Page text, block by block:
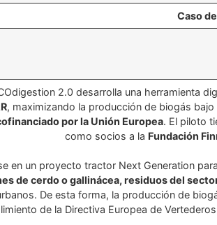
Caso
2.0 desarrolla una herramienta
, maximizando la producción de biogás
por la Unión Europea. El piloto
como socios a la Fundación
en un proyecto tractor Next Generation
de cerdo o gallinácea, residuos del
De esta forma, la producción de
de la Directiva Europea de